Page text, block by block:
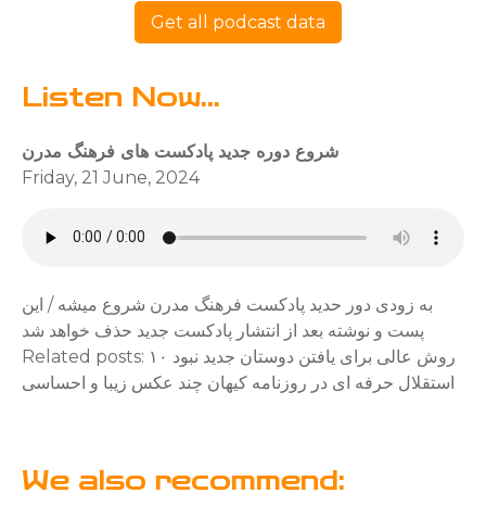
Get all podcast data
Listen Now...
شروع دوره جدید پادکست های فرهنگ مدرن
Friday, 21 June, 2024
به زودی دور حدید پادکست فرهنگ مدرن شروع میشه / این
پست و نوشته بعد از انتشار پادکست جدید حذف خواهد شد
Related posts: ۱۰ روش عالی برای یافتن دوستان جدید نبود
استقلال حرفه ای در روزنامه کیهان چند عکس زیبا و احساسی
We also recommend: